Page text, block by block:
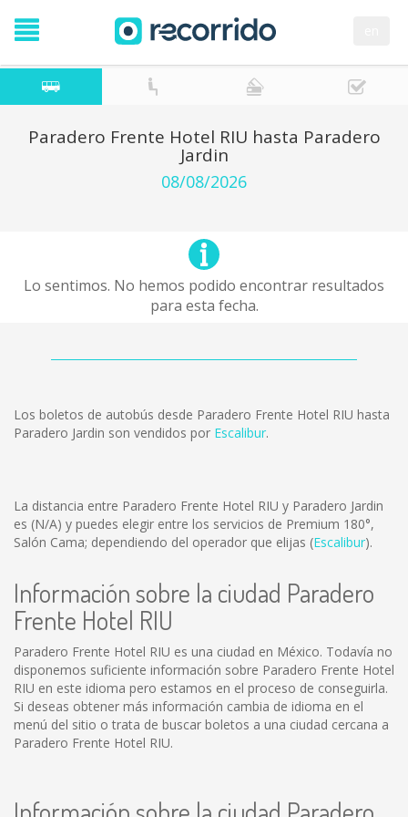
Paradero Frente Hotel RIU hasta Paradero
Jardin
08/08/2026
Lo sentimos. No hemos podido encontrar resultados
para esta fecha.
Los boletos de autobús desde Paradero Frente Hotel RIU hasta
Paradero Jardin son vendidos por Escalibur.
La distancia entre Paradero Frente Hotel RIU y Paradero Jardin
es (N/A) y puedes elegir entre los servicios de Premium 180°,
Salón Cama; dependiendo del operador que elijas (Escalibur).
Información sobre la ciudad Paradero
Frente Hotel RIU
Paradero Frente Hotel RIU es una ciudad en México. Todavía no
disponemos suficiente información sobre Paradero Frente Hotel
RIU en este idioma pero estamos en el proceso de conseguirla.
Si deseas obtener más información cambia de idioma en el
menú del sitio o trata de buscar boletos a una ciudad cercana a
Paradero Frente Hotel RIU.